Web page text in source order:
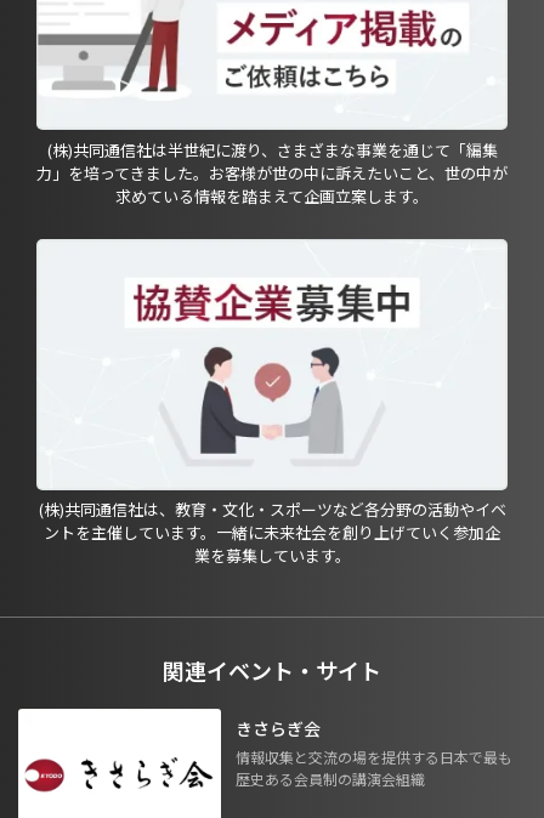
(株)共同通信社は半世紀に渡り、さまざまな事業を通じて「編集
力」を培ってきました。お客様が世の中に訴えたいこと、世の中が
求めている情報を踏まえて企画立案します。
(株)共同通信社は、教育・文化・スポーツなど各分野の活動やイベ
ントを主催しています。一緒に未来社会を創り上げていく参加企
業を募集しています。
関連イベント・サイト
きさらぎ会
情報収集と交流の場を提供する日本で最も
歴史ある会員制の講演会組織